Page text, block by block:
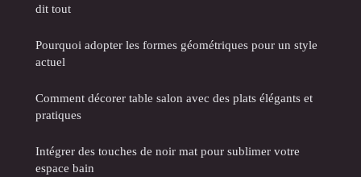
dit tout
Pourquoi adopter les formes géométriques pour un style
actuel
Comment décorer table salon avec des plats élégants et
pratiques
Intégrer des touches de noir mat pour sublimer votre
espace bain